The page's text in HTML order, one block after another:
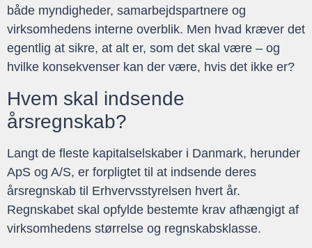
både myndigheder, samarbejdspartnere og
virksomhedens interne overblik. Men hvad kræver det
egentlig at sikre, at alt er, som det skal være – og
hvilke konsekvenser kan der være, hvis det ikke er?
Hvem skal indsende
årsregnskab?
Langt de fleste kapitalselskaber i Danmark, herunder
ApS og A/S, er forpligtet til at indsende deres
årsregnskab til Erhvervsstyrelsen hvert år.
Regnskabet skal opfylde bestemte krav afhængigt af
virksomhedens størrelse og regnskabsklasse.